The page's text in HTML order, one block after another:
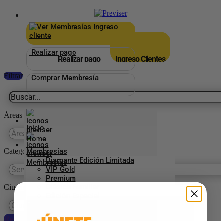
Ingreso
cliente
Realizar pago
Comprar Membresía
Inicio
Membresías
Diamante Edición Limitada
VIP Gold
Premium
Realizar pago Ingreso Clientes
Filtrar
Áreas
Categorías Previser
Ciudades
Reestablecer preferencias